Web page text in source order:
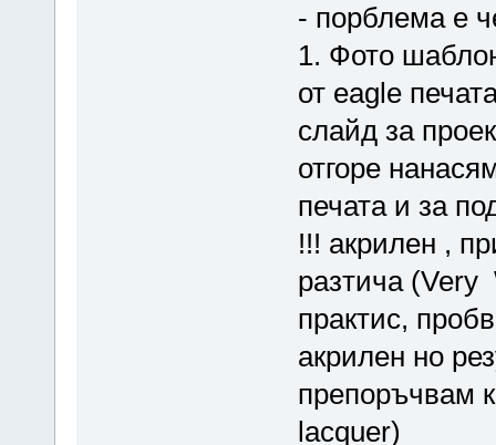
- порблема е
1. Фото
от eagle
слайд за
отгоре
печата и за
!!! акрилен ,
разтича (Very
практис,
акрилен но
препоръчвам
lacquer)